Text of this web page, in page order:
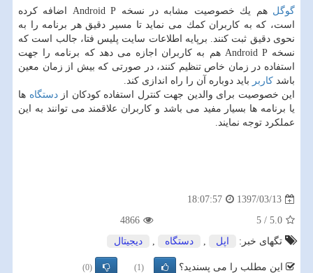
گوگل
هم یك خصوصیت مشابه در نسخه Android P اضافه كرده
است، كه به كاربران كمك می نماید تا مسیر دقیق هر برنامه را به
نحوی دقیق ثبت كنند. برپایه اطلاعات سایت پلیس فتا، جالب است كه
نسخه Android P هم به كاربران اجازه می دهد كه برنامه را جهت
استفاده در زمان خاص تنظیم كنند، در صورتی كه بیش از زمان معین
باشد كاربر باید دوباره آن را راه اندازی كند.
این خصوصیت برای والدین جهت كنترل استفاده كودكان ازدستگاه ها
یا برنامه ها بسیار مفید می باشد و كاربران علاقمند می توانند به این
عملكرد توجه نمایند.
1397/03/13
18:07:57
5.0
/
5
4866
تگهای خبر:
اپل , دستگاه , دیجیتال
این مطلب را می پسندید؟ (1)
(0)